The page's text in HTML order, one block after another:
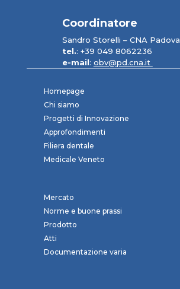
Coordinatore
Sandro Storelli – CNA Padova
tel.: +39 049 8062236
e-mail: obv@pd.cna.it
Homepage
Chi siamo
Progetti di Innovazione
Approfondimenti
Filiera dentale
Medicale Veneto
Mercato
Norme e buone prassi
Prodotto
Atti
Documentazione varia